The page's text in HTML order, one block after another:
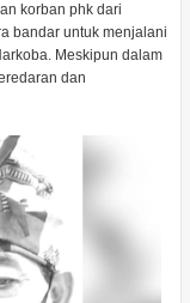
korban phk dari
bandar untuk menjalani
Meskipun dalam
dan